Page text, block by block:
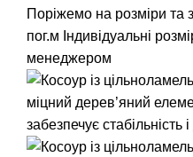
Поріжемо на розміри та
пог.м Індивідуальні
менеджером